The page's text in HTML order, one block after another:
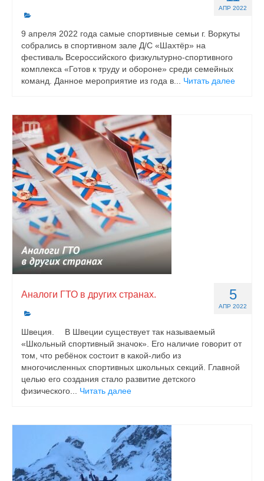
АПР 2022
9 апреля 2022 года самые спортивные семьи г. Воркуты
собрались в спортивном зале Д/С «Шахтёр» на
фестиваль Всероссийского физкультурно-спортивного
комплекса «Готов к труду и обороне» среди семейных
команд. Данное мероприятие из года в... Читать далее
5
АПР 2022
Аналоги ГТО в других странах.
Швеция. ⠀ В Швеции существует так называемый
«Школьный спортивный значок». Его наличие говорит от
том, что ребёнок состоит в какой-либо из
многочисленных спортивных школьных секций. Главной
целью его создания стало развитие детского
физического... Читать далее